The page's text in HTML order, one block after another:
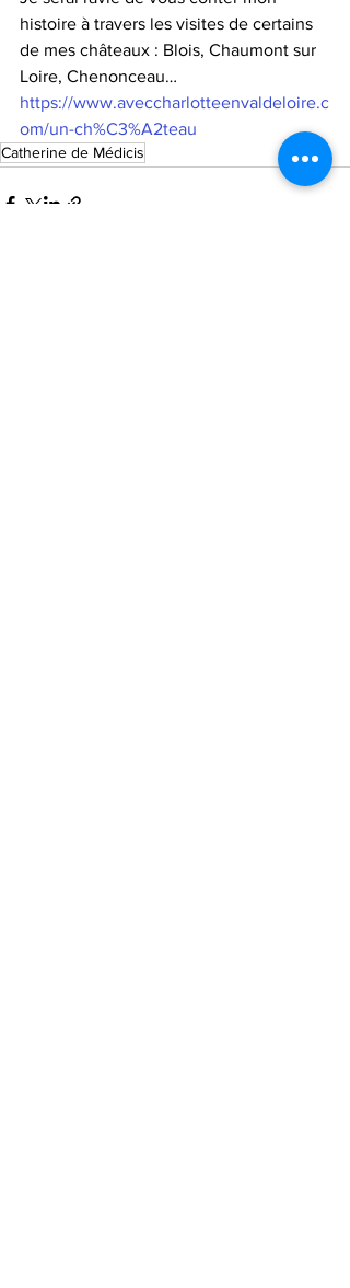
histoire à travers les visites de certains
de mes châteaux : Blois, Chaumont sur
Loire, Chenonceau…
https://www.aveccharlotteenvaldeloire.c
om/un-ch%C3%A2teau
Catherine de Médicis